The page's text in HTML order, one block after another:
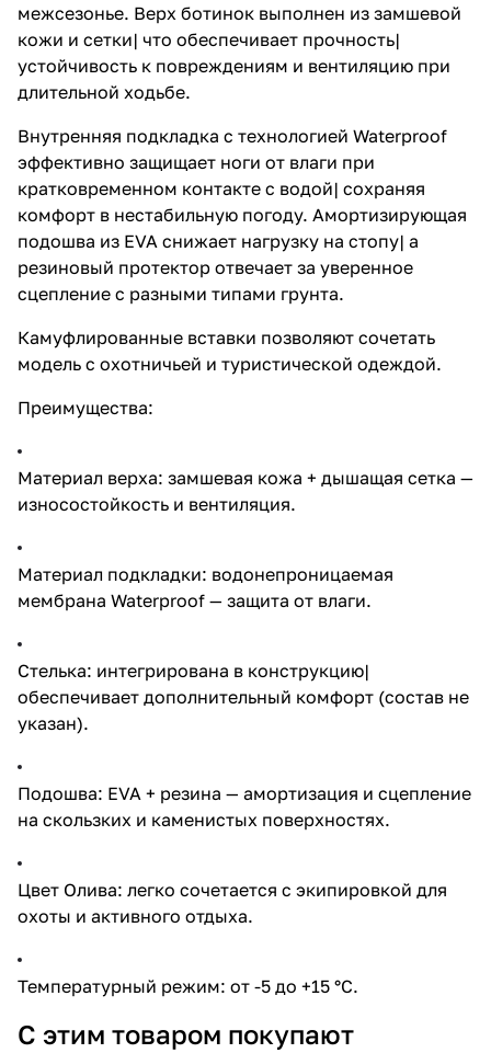
межсезонье. Верх ботинок выполнен из замшевой
кожи и сетки| что обеспечивает прочность|
устойчивость к повреждениям и вентиляцию при
длительной ходьбе.
Внутренняя подкладка с технологией Waterproof
эффективно защищает ноги от влаги при
кратковременном контакте с водой| сохраняя
комфорт в нестабильную погоду. Амортизирующая
подошва из EVA снижает нагрузку на стопу| а
резиновый протектор отвечает за уверенное
сцепление с разными типами грунта.
Камуфлированные вставки позволяют сочетать
модель с охотничьей и туристической одеждой.
Преимущества:
Материал верха: замшевая кожа + дышащая сетка —
износостойкость и вентиляция.
Материал подкладки: водонепроницаемая
мембрана Waterproof — защита от влаги.
Стелька: интегрирована в конструкцию|
обеспечивает дополнительный комфорт (состав не
указан).
Подошва: EVA + резина — амортизация и сцепление
на скользких и каменистых поверхностях.
Цвет Олива: легко сочетается с экипировкой для
охоты и активного отдыха.
Температурный режим: от -5 до +15 °C.
С этим товаром покупают